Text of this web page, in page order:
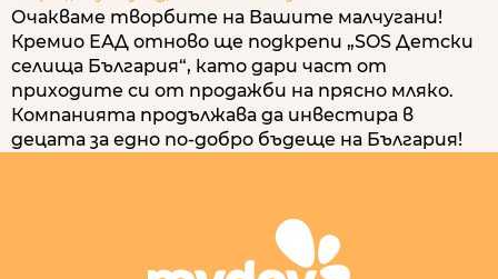
Очакваме творбите на Вашите малчугани!
Кремио ЕАД отново ще подкрепи „SOS Детски
селища България“, като дари част от
приходите си от продажби на прясно мляко.
Компанията продължава да инвестира в
децата за едно по-добро бъдеще на България!